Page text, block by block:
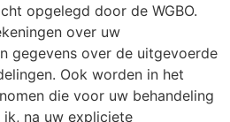
opgelegd door de WGBO.
over uw
gegevens over de uitgevoerde
Ook worden in het
die voor uw behandeling
na uw expliciete